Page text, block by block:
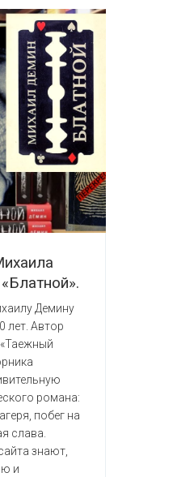
Демину
лет. Автор
романа:
побег на
слава.
знают,
и